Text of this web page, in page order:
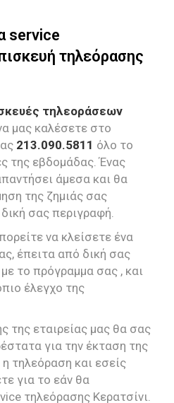
service
τηλεόρασης
τηλεοράσεων
μας καλέσετε στο
213.090.5811 όλο το
της εβδομάδας. Ένας
άμεσα και θα
της ζημιάς σας
σας περιγραφή.
να κλείσετε ένα
έπειτα από δική σας
το πρόγραμμα σας , και
έλεγχο της
της εταιρείας μας θα σας
για την έκταση της
τηλεόραση και εσείς
για το εάν θα
τηλεόρασης Κερατσίνι.